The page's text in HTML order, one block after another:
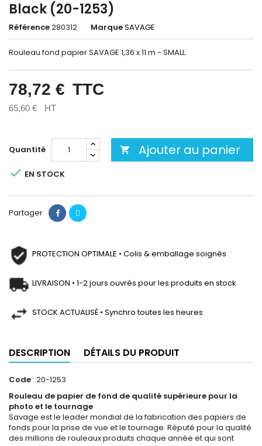
Black (20-1253)
Référence280312 MarqueSAVAGE
Rouleau fond papier SAVAGE 1,36 x 11 m - SMALL
78,72 € TTC
65,60 € HT
Quantité  Ajouter au panier
 EN STOCK
Partager
PROTECTION OPTIMALE • Colis & emballage soignés
LIVRAISON • 1-2 jours ouvrés pour les produits en stock
STOCK ACTUALISÉ • Synchro toutes les heures
DESCRIPTION DÉTAILS DU PRODUIT
Code : 20-1253
Rouleau de papier de fond de qualité supérieure pour la
photo et le tournage
Savage est le leader mondial de la fabrication des papiers de
fonds pour la prise de vue et le tournage. Réputé pour la qualité
des millions de rouleaux produits chaque année et qui sont